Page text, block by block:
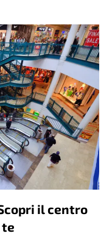
il centro
te